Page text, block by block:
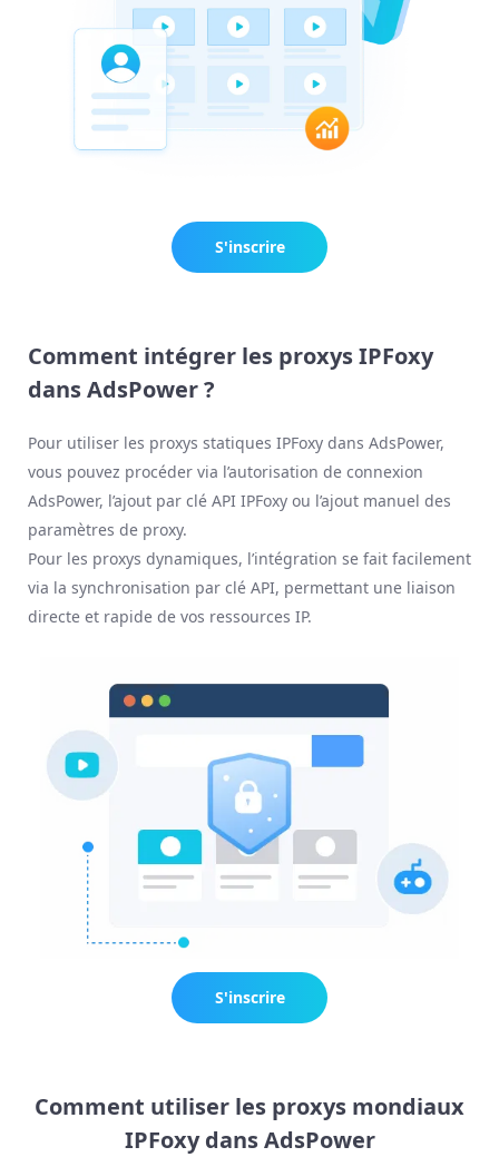
S'inscrire
Comment intégrer les proxys IPFoxy
dans AdsPower ?
Pour utiliser les proxys statiques IPFoxy dans AdsPower,
vous pouvez procéder via l’autorisation de connexion
AdsPower, l’ajout par clé API IPFoxy ou l’ajout manuel des
paramètres de proxy.
Pour les proxys dynamiques, l’intégration se fait facilement
via la synchronisation par clé API, permettant une liaison
directe et rapide de vos ressources IP.
S'inscrire
Comment utiliser les proxys mondiaux
IPFoxy dans AdsPower